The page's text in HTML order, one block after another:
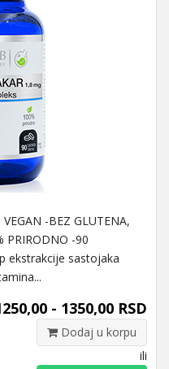
-BEZ GLUTENA,
PRIRODNO -90
ekstrakcije sastojaka
- 1350,00 RSD
Dodaj u korpu
ili